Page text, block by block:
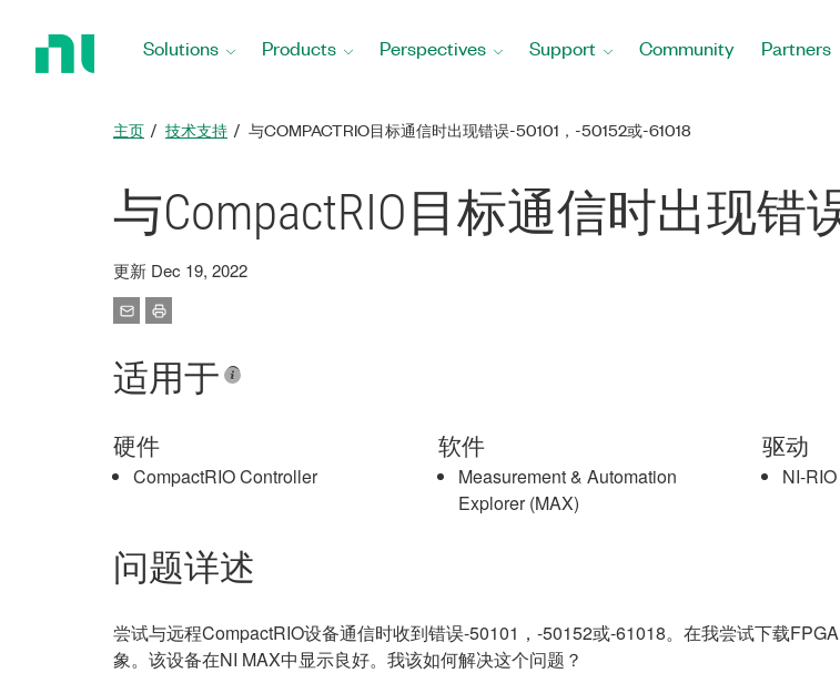
Solutions Products Perspectives Support Community Partners
主页 技术支持 与COMPACTRIO目标通信时出现错误-50101，-50152或-61018
与CompactRIO目标通信时出现错
更新 Dec 19, 2022
适用于
硬件
CompactRIO Controller
软件
Measurement & Automation
Explorer (MAX)
驱动
NI-RIO
问题详述
尝试与远程CompactRIO设备通信时收到错误-50101，-50152或-61018。在我尝试下载
象。该设备在NI MAX中显示良好。我该如何解决这个问题？